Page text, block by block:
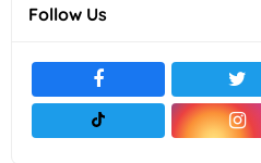
Follow Us